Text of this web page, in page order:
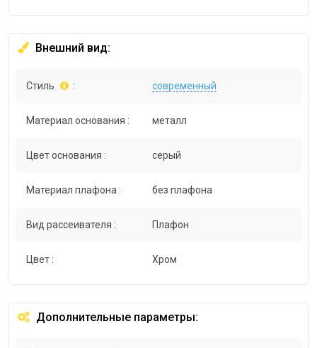
Внешний вид:
Стиль : современный
Материал основания : металл
Цвет основания : серый
Материал плафона : без плафона
Вид рассеивателя : Плафон
Цвет : Хром
Дополнительные параметры: